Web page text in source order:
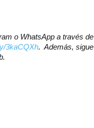
o WhatsApp a través de
3kaCQXh. Además, sigue